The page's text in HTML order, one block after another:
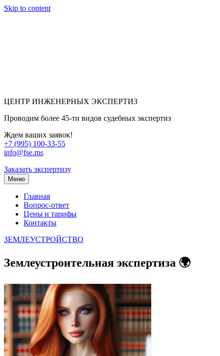
Skip to content
ЦЕНТР ИНЖЕНЕРНЫХ ЭКСПЕРТИЗ
Проводим более 45-ти видов судебных экспертиз
Ждем ваших заявок!
+7 (995) 100-33-55
info@fse.ms
Заказать экспертизу
Меню
Главная
Вопрос-ответ
Цены и тарифы
Контакты
ЗЕМЛЕУСТРОЙСТВО
Землеустроительная экспертиза 🌍